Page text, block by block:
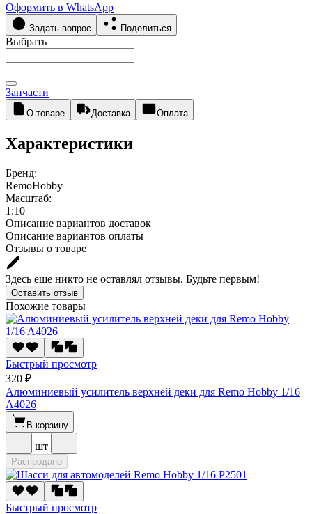
Оформить в WhatsApp
Задать вопрос Поделиться
Выбрать
Запчасти
О товаре Доставка Оплата
Характеристики
Бренд:
RemoHobby
Масштаб:
1:10
Описание вариантов доставок
Описание вариантов оплаты
Отзывы о товаре
Здесь еще никто не оставлял отзывы. Будьте первым!
Оставить отзыв
Похожие товары
Быстрый просмотр
320 ₽
Алюминиевый усилитель верхней деки для Remo Hobby 1/16
A4026
В корзину
шт
Распродано
Быстрый просмотр